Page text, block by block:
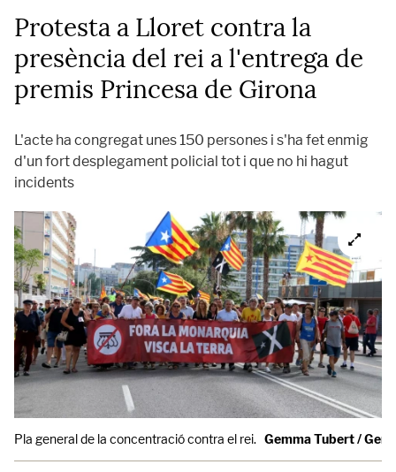
Protesta a Lloret contra la
presència del rei a l'entrega de
premis Princesa de Girona
L'acte ha congregat unes 150 persones i s'ha fet enmig
d'un fort desplegament policial tot i que no hi hagut
incidents
Pla general de la concentració contra el rei. Gemma Tubert /